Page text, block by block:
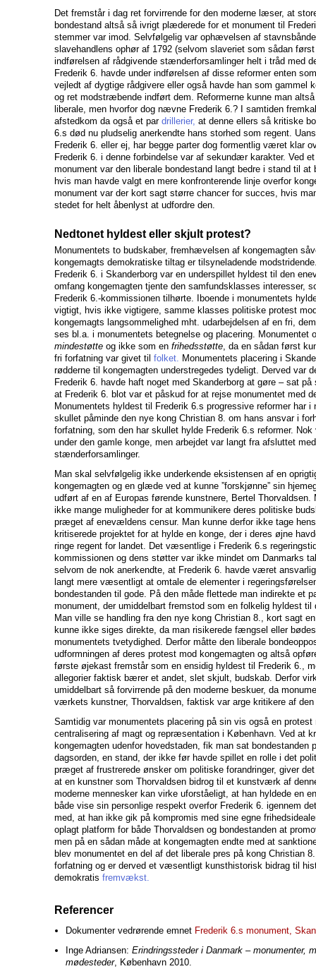
Det fremstår i dag ret forvirrende for den moderne læser, at
bondestand altså så ivrigt plæderede for et monument til
stemmer var imod. Selvfølgelig var ophævelsen af
slavehandlens ophør af 1792 (selvom slaveriet som sådan
indførelsen af rådgivende stænderforsamlinger helt i tråd med
Frederik 6. havde under indførelsen af disse reformer enten
vejledt af dygtige rådgivere eller også havde han som gammel
og ret modstræbende indført dem. Reformerne kunne man
liberale, men hvorfor dog nævne Frederik 6.? I samtiden
afstedkom da også et par drillerier, at denne ellers så kritiske
6.s død nu pludselig anerkendte hans storhed som regent.
Frederik 6. eller ej, har begge parter dog formentlig været klar
Frederik 6. i denne forbindelse var af sekundær karakter. Ved
monument var den liberale bondestand langt bedre i stand til
hvis man havde valgt en mere konfronterende linje overfor
monument var der kort sagt større chancer for succes, hvis
stedet for helt åbenlyst at udfordre den.
Nedtonet hyldest eller skjult protest?
Monumentets to budskaber, fremhævelsen af kongemagten
kongemagts demokratiske tiltag er tilsyneladende
Frederik 6. i Skanderborg var en underspillet hyldest til den
omfang kongemagten tjente den samfundsklasses interesser,
Frederik 6.-kommissionen tilhørte. Iboende i monumentets
vigtigt, hvis ikke vigtigere, samme klasses politiske protest
kongemagts langsommelighed mht. udarbejdelsen af en fri,
ses bl.a. i monumentets betegnelse og placering. Monumentet
mindestøtte og ikke som en frihedsstøtte, da en sådan først
fri forfatning var givet til folket. Monumentets placering i
rødderne til kongemagten understregedes tydeligt. Derved var
Frederik 6. havde haft noget med Skanderborg at gøre – sat
at Frederik 6. blot var et påskud for at rejse monumentet med
Monumentets hyldest til Frederik 6.s progressive reformer har
skullet påminde den nye kong Christian 8. om hans ansvar i
forfatning, som den har skullet hylde Frederik 6.s reformer.
under den gamle konge, men arbejdet var langt fra afsluttet
stænderforsamlinger.
Man skal selvfølgelig ikke underkende eksistensen af en
kongemagten og en glæde ved at kunne ”forskjønne” sin
udført af en af Europas førende kunstnere, Bertel Thorvaldsen.
ikke mange muligheder for at kommunikere deres politiske
præget af enevældens censur. Man kunne derfor ikke tage
kritiserede projektet for at hylde en konge, der i deres øjne
ringe regent for landet. Det væsentlige i Frederik 6.s
kommissionen og dens støtter var ikke mindet om Danmarks
selvom de nok anerkendte, at Frederik 6. havde været
langt mere væsentligt at omtale de elementer i
bondestanden til gode. På den måde flettede man indirekte et
monument, der umiddelbart fremstod som en folkelig hyldest til
Man ville se handling fra den nye kong Christian 8., kort sagt
kunne ikke siges direkte, da man risikerede fængsel eller
monumentets tvetydighed. Derfor måtte den liberale
udformningen af deres protest mod kongemagten og altså
første øjekast fremstår som en ensidig hyldest til Frederik 6.,
allegorier faktisk bærer et andet, slet skjult, budskab. Derfor
umiddelbart så forvirrende på den moderne beskuer, da
værkets kunstner, Thorvaldsen, faktisk var arge kritikere af
Samtidig var monumentets placering på sin vis også en
centralisering af magt og repræsentation i København. Ved at
kongemagten udenfor hovedstaden, fik man sat bondestanden
dagsorden, en stand, der ikke før havde spillet en rolle i det
præget af frustrerede ønsker om politiske forandringer, giver
at en kunstner som Thorvaldsen bidrog til et kunstværk af
moderne mennesker kan virke uforståeligt, at han hyldede en
både vise sin personlige respekt overfor Frederik 6. igennem
med, at han ikke gik på kompromis med sine egne
oplagt platform for både Thorvaldsen og bondestanden at
men på en sådan måde at kongemagten endte med at
blev monumentet en del af det liberale pres på kong Christian
forfatning og er derved et væsentligt kunsthistorisk bidrag til
demokratis fremvækst.
Referencer
Dokumenter vedrørende emnet Frederik 6.s monument,
Inge Adriansen: Erindringssteder i Danmark – monumenter,
mødesteder, København 2010.